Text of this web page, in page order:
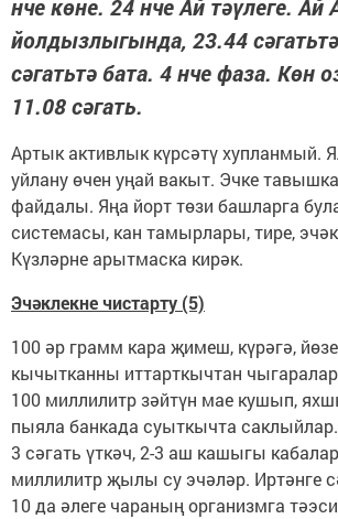
нче көне. 24 нче Ай тәүлеге. Ай
йолдызлыгында, 23.44
сәгатьтә бата. 4 нче фаза. Көн
11.08 сәгать.
Артык активлык күрсәтү хупланмый.
уйлану өчен уңай вакыт. Эчке
файдалы. Яңа йорт төзи башларга
системасы, кан тамырлары, тире,
Күзләрне арытмаска кирәк.
Эчәклекне чистарту (5)
100 әр грамм кара җимеш, күрәгә,
кычытканны иттарткычтан
100 миллилитр зәйтүн мае кушып,
пыяла банкада суыткычта
3 сәгать үткәч, 2-3 аш кашыгы
миллилитр җылы су эчәләр. Иртәнге
10 да әлеге чараның организмга